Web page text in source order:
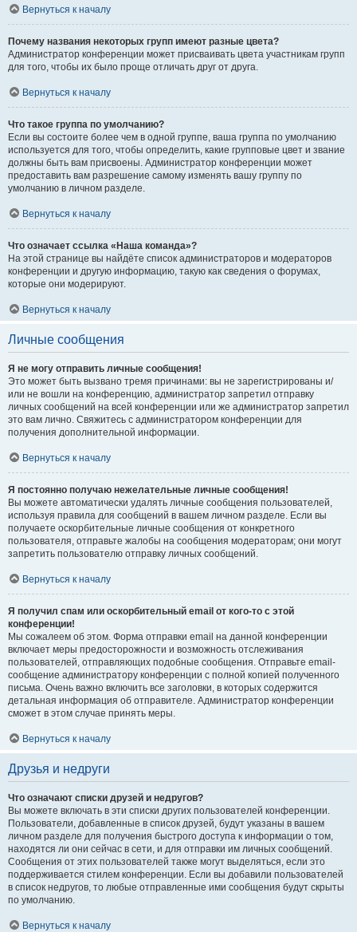
Вернуться к началу
Почему названия некоторых групп имеют разные цвета?
Администратор конференции может присваивать цвета участникам групп
для того, чтобы их было проще отличать друг от друга.
Вернуться к началу
Что такое группа по умолчанию?
Если вы состоите более чем в одной группе, ваша группа по умолчанию
используется для того, чтобы определить, какие групповые цвет и звание
должны быть вам присвоены. Администратор конференции может
предоставить вам разрешение самому изменять вашу группу по
умолчанию в личном разделе.
Вернуться к началу
Что означает ссылка «Наша команда»?
На этой странице вы найдёте список администраторов и модераторов
конференции и другую информацию, такую как сведения о форумах,
которые они модерируют.
Вернуться к началу
Личные сообщения
Я не могу отправить личные сообщения!
Это может быть вызвано тремя причинами: вы не зарегистрированы и/
или не вошли на конференцию, администратор запретил отправку
личных сообщений на всей конференции или же администратор запретил
это вам лично. Свяжитесь с администратором конференции для
получения дополнительной информации.
Вернуться к началу
Я постоянно получаю нежелательные личные сообщения!
Вы можете автоматически удалять личные сообщения пользователей,
используя правила для сообщений в вашем личном разделе. Если вы
получаете оскорбительные личные сообщения от конкретного
пользователя, отправьте жалобы на сообщения модераторам; они могут
запретить пользователю отправку личных сообщений.
Вернуться к началу
Я получил спам или оскорбительный email от кого-то с этой
конференции!
Мы сожалеем об этом. Форма отправки email на данной конференции
включает меры предосторожности и возможность отслеживания
пользователей, отправляющих подобные сообщения. Отправьте email-
сообщение администратору конференции с полной копией полученного
письма. Очень важно включить все заголовки, в которых содержится
детальная информация об отправителе. Администратор конференции
сможет в этом случае принять меры.
Вернуться к началу
Друзья и недруги
Что означают списки друзей и недругов?
Вы можете включать в эти списки других пользователей конференции.
Пользователи, добавленные в список друзей, будут указаны в вашем
личном разделе для получения быстрого доступа к информации о том,
находятся ли они сейчас в сети, и для отправки им личных сообщений.
Сообщения от этих пользователей также могут выделяться, если это
поддерживается стилем конференции. Если вы добавили пользователей
в список недругов, то любые отправленные ими сообщения будут скрыты
по умолчанию.
Вернуться к началу